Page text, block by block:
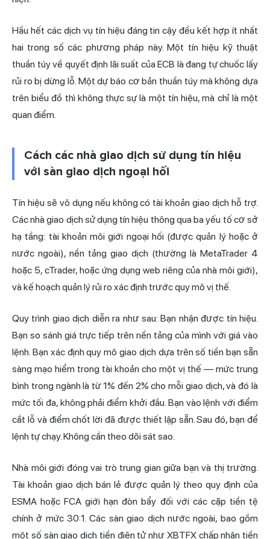
Hầu hết các dịch vụ tín hiệu đáng tin cậy đều kết hợp ít nhất
hai trong số các phương pháp này. Một tín hiệu kỹ thuật
thuần túy về quyết định lãi suất của ECB là đang tự chuốc lấy
rủi ro bị dừng lỗ. Một dự báo cơ bản thuần túy mà không dựa
trên biểu đồ thì không thực sự là một tín hiệu, mà chỉ là một
quan điểm.
Cách các nhà giao dịch sử dụng tín hiệu
với sàn giao dịch ngoại hối
Tín hiệu sẽ vô dụng nếu không có tài khoản giao dịch hỗ trợ.
Các nhà giao dịch sử dụng tín hiệu thông qua ba yếu tố cơ sở
hạ tầng: tài khoản môi giới ngoại hối (được quản lý hoặc ở
nước ngoài), nền tảng giao dịch (thường là MetaTrader 4
hoặc 5, cTrader, hoặc ứng dụng web riêng của nhà môi giới),
và kế hoạch quản lý rủi ro xác định trước quy mô vị thế.
Quy trình giao dịch diễn ra như sau: Bạn nhận được tín hiệu.
Bạn so sánh giá trực tiếp trên nền tảng của mình với giá vào
lệnh. Bạn xác định quy mô giao dịch dựa trên số tiền bạn sẵn
sàng mạo hiểm trong tài khoản cho một vị thế — mức trung
bình trong ngành là từ 1% đến 2% cho mỗi giao dịch, và đó là
mức tối đa, không phải điểm khởi đầu. Bạn vào lệnh với điểm
cắt lỗ và điểm chốt lời đã được thiết lập sẵn. Sau đó, bạn để
lệnh tự chạy. Không cần theo dõi sát sao.
Nhà môi giới đóng vai trò trung gian giữa bạn và thị trường.
Tài khoản giao dịch bán lẻ được quản lý theo quy định của
ESMA hoặc FCA giới hạn đòn bẩy đối với các cặp tiền tệ
chính ở mức 30:1. Các sàn giao dịch nước ngoài, bao gồm
một số sàn giao dịch tiền điện tử như XBTFX chấp nhận tiền